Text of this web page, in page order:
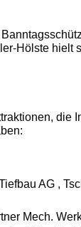
Hölste hielt
die
AG ,
Mech.